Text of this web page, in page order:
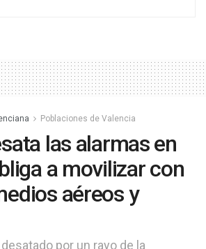
Poblaciones de Valencia
las alarmas en
a movilizar con
aéreos y
por un rayo de la